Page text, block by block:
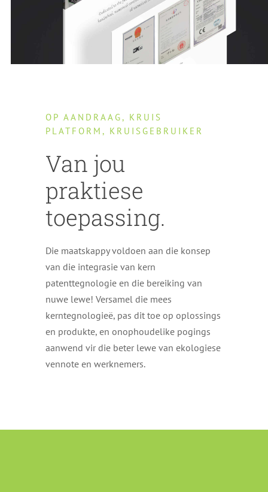
OP AANDRAAG, KRUIS
PLATFORM, KRUISGEBRUIKER
Van jou
praktiese
toepassing.
Die maatskappy voldoen aan die konsep
van die integrasie van kern
patenttegnologie en die bereiking van
nuwe lewe! Versamel die mees
kerntegnologieë, pas dit toe op oplossings
en produkte, en onophoudelike pogings
aanwend vir die beter lewe van ekologiese
vennote en werknemers.